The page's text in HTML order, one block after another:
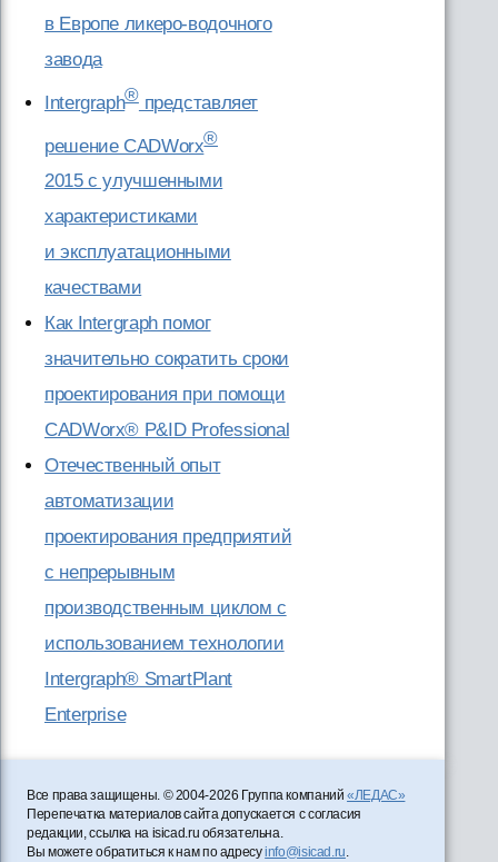
в Европе ликеро-водочного
завода
Intergraph®представляет
решение CADWorx®
2015 с улучшенными
характеристиками
и эксплуатационными
качествами
Как Intergraph помог
значительно сократить сроки
проектирования при помощи
CADWorx® P&ID Professional
Отечественный опыт
автоматизации
проектирования предприятий
с непрерывным
производственным циклом с
использованием технологии
Intergraph® SmartPlant
Enterprise
Все права защищены. © 2004-2026 Группа компаний«ЛЕДАС»
Перепечатка материалов сайта допускается с согласия
редакции, ссылка на isicad.ru обязательна.
Вы можете обратиться к нам по адресуinfo@isicad.ru.